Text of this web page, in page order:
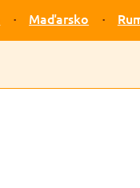
Maďarsko